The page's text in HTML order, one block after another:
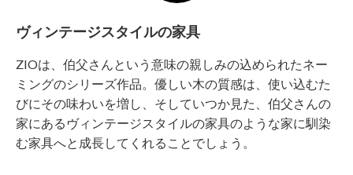
ヴィンテージスタイルの家具
ZIOは、伯父さんという意味の親しみの込められたネー
ミングのシリーズ作品。優しい木の質感は、使い込むた
びにその味わいを増し、そしていつか見た、伯父さんの
家にあるヴィンテージスタイルの家具のような家に馴染
む家具へと成長してくれることでしょう。